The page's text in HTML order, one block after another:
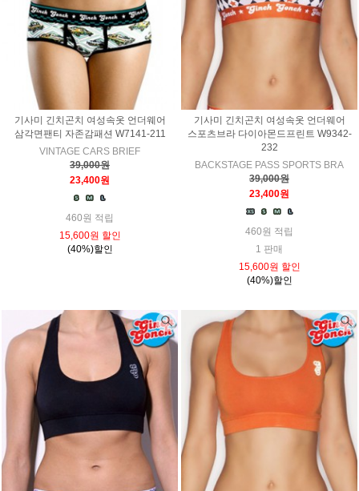
기사미 긴치곤치 여성속옷 언더웨어
삼각면팬티 자존감패션 W7141-211
VINTAGE CARS BRIEF
39,000원
23,400원
460원 적립
15,600원 할인
(40%)할인
기사미 긴치곤치 여성속옷 언더웨어
스포츠브라 다이아몬드프린트 W9342-
232
BACKSTAGE PASS SPORTS BRA
39,000원
23,400원
460원 적립
1 판매
15,600원 할인
(40%)할인